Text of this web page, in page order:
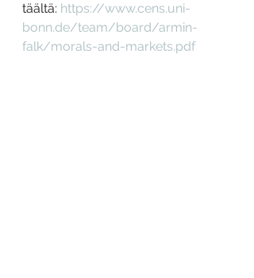
täältä: https://www.cens.uni-
bonn.de/team/board/armin-
falk/morals-and-markets.pdf